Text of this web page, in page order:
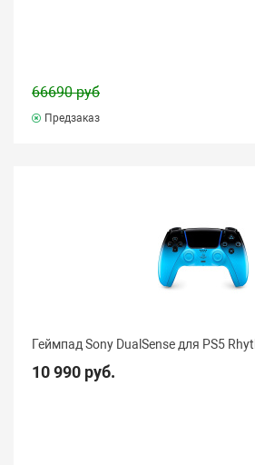
66690 руб
Предзаказ
Геймпад Sony DualSense для PS5
10 990 руб.